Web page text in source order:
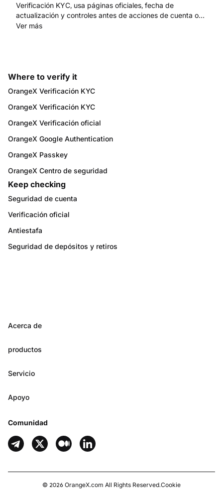
Verificación KYC, usa páginas oficiales, fecha de
actualización y controles antes de acciones de cuenta o
fondos. Empieza en www.orangex.com.
Ver más
Where to verify it
OrangeX Verificación KYC
OrangeX Verificación KYC
OrangeX Verificación oficial
OrangeX Google Authentication
OrangeX Passkey
OrangeX Centro de seguridad
Keep checking
Seguridad de cuenta
Verificación oficial
Antiestafa
Seguridad de depósitos y retiros
Acerca de
productos
Servicio
Apoyo
Comunidad
© 2026 OrangeX.com All Rights Reserved.Cookie